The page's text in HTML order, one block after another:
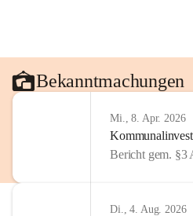
Bekanntmachungen
Mi., 8. Apr. 2026
Bericht gem. §3
Di., 4. Aug. 2026